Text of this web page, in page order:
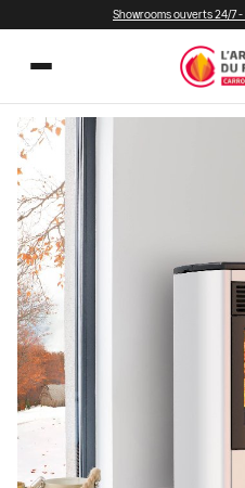
Showrooms ouverts 24/7 -